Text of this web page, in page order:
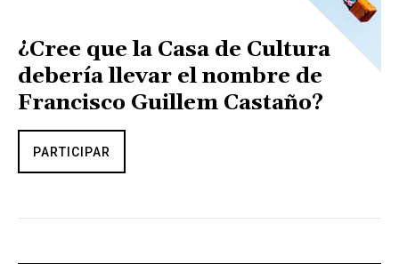
¿Cree que la Casa de Cultura
debería llevar el nombre de
Francisco Guillem Castaño?
PARTICIPAR